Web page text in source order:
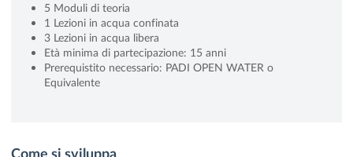
5 Moduli di teoria
1 Lezioni in acqua confinata
3 Lezioni in acqua libera
Età minima di partecipazione: 15 anni
Prerequistito necessario: PADI OPEN WATER o
Equivalente
Come si sviluppa